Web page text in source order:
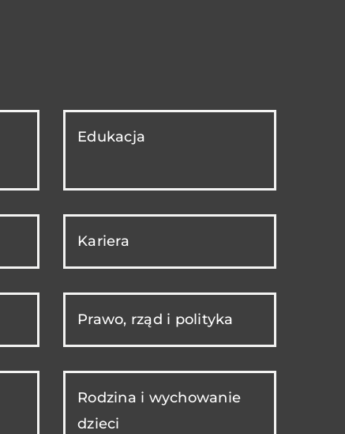
Edukacja
Kariera
Prawo, rząd i polityka
Rodzina i wychowanie
dzieci